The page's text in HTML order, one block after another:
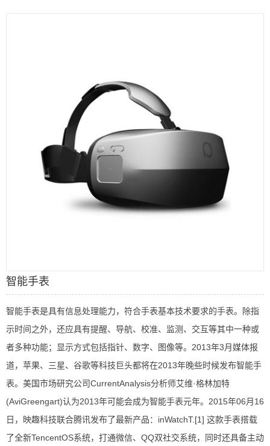
智能手表
智能手表是具有信息处理能力，符合手表基本技术要求的手表。除指
示时间之外，还应具有提醒、导航、校准、监测、交互等其中一种或
者多种功能；显示方式包括指针、数字、图像等。2013年3月媒体报
道，苹果、三星、谷歌等科技巨头都将在2013年晚些时候发布智能手
表。美国市场研究公司CurrentAnalysis分析师艾维·格林加特
(AviGreengart)认为2013年可能会成为智能手表元年。2015年06月16
日，映趣科技联合腾讯发布了最新产品：inWatchT.[1] 这款手表搭载
了全新TencentOS系统，打通微信、QQ双社交系统，同时还具备主动